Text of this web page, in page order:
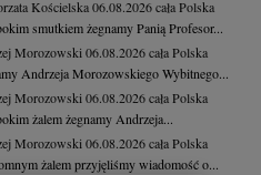
Kościelska06.08.2026cała Polska
smutkiem żegnamy Panią Profesor...
Morozowski 06.08.2026cała Polska
Andrzeja Morozowskiego Wybitnego...
Morozowski 06.08.2026cała Polska
żalem żegnamy Andrzeja...
Morozowski 06.08.2026cała Polska
żalem przyjęliśmy wiadomość o...